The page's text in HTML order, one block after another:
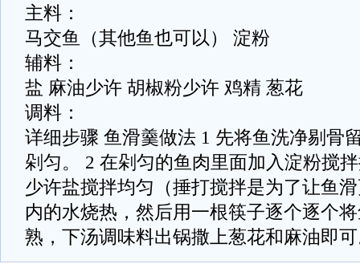
主料：
马交鱼（其他鱼也可以） 淀粉
辅料：
盐 麻油少许 胡椒粉少许 鸡精 葱花
调料：
详细步骤 鱼滑羹做法 1 先将鱼洗净剔骨
剁匀。 2 在剁匀的鱼肉里面加入淀粉搅
少许盐搅拌均匀（捶打搅拌是为了让鱼
内的水烧热，然后用一根筷子逐个逐个
熟，下汤调味料出锅撒上葱花和麻油即